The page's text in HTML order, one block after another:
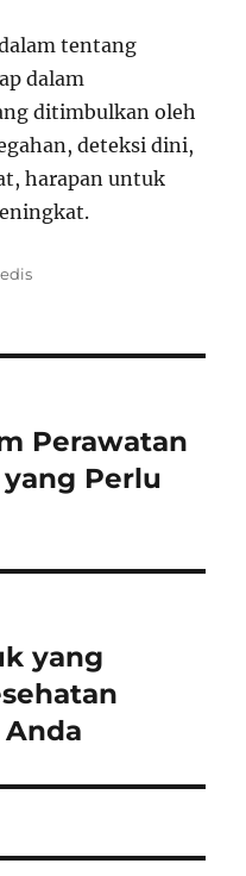
tentang
dalam
ditimbulkan oleh
deteksi dini,
harapan untuk
Perawatan
Perlu
yang